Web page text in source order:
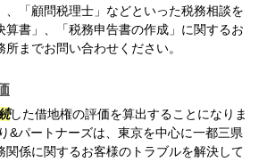
、「顧問税理士」などといった税務相談を
算書」、「税務申告書の作成」に関するお
までお問い合わせください。
した借地権の評価を算出することになりま
&パートナーズは、東京を中心に一都三県
関係に関するお客様のトラブルを解決して